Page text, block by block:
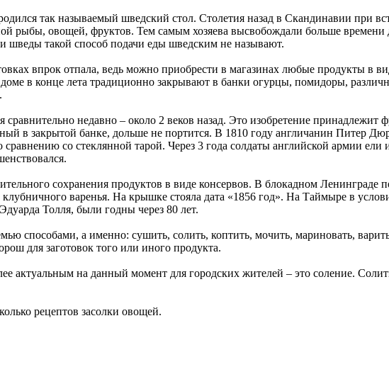
так называемый шведский стол. Столетия назад в Скандинавии при
рыбы, овощей, фруктов. Тем самым хозяева высвобождали больше
шведы такой способ подачи еды шведским не называют.
впрок отпала, ведь можно приобрести в магазинах любые продукты в
в конце лета традиционно закрывают в банки огурцы, помидоры,
сравнительно недавно – около 2 веков назад. Это изобретение
в закрытой банке, дольше не портится. В 1810 году англичанин Питер
со стеклянной тарой. Через 3 года солдаты английской армии
сохранения продуктов в виде консервов. В блокадном
варенья. На крышке стояла дата «1856 год». На Таймыре в
Толля, были годны через 80 лет.
способами, а именно: сушить, солить, коптить, мочить, мариновать,
для заготовок того или иного продукта.
актуальным на данный момент для городских жителей – это соление.
рецептов засолки овощей.